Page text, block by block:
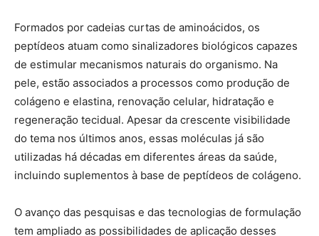
Formados por cadeias curtas de aminoácidos, os
peptídeos atuam como sinalizadores biológicos capazes
de estimular mecanismos naturais do organismo. Na
pele, estão associados a processos como produção de
colágeno e elastina, renovação celular, hidratação e
regeneração tecidual. Apesar da crescente visibilidade
do tema nos últimos anos, essas moléculas já são
utilizadas há décadas em diferentes áreas da saúde,
incluindo suplementos à base de peptídeos de colágeno.
O avanço das pesquisas e das tecnologias de formulação
tem ampliado as possibilidades de aplicação desses